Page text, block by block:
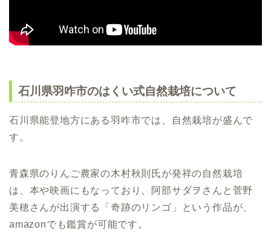
石川県羽咋市のはくい式自然栽培について
石川県能登地方にある羽咋市では、自然栽培が盛んで
す。
青森県のりんご農家の木村秋則氏が発祥の自然栽培
は、本や映画にもなっており、阿部サダヲさんと菅野
美穂さんが出演する「奇跡のリンゴ」という作品が、
amazonでも鑑賞が可能です。